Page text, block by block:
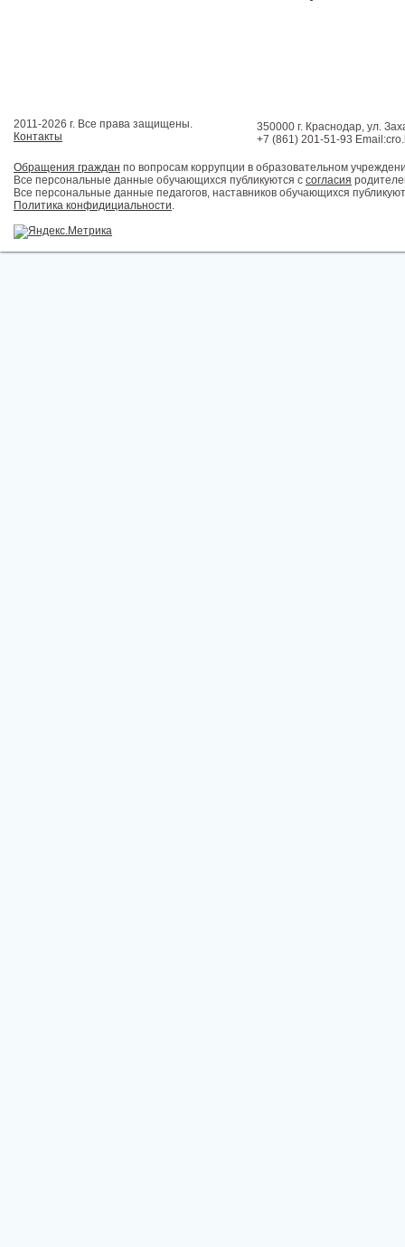
2011-2026 г. Все права защищены.
Контакты
350000 г. Краснодар, ул.
+7 (861) 201-51-93
Обращения граждан по вопросам коррупции в образовательном
Все персональные данные обучающихся публикуются с согласия
Все персональные данные педагогов, наставников обучающихся
Политика конфидициальности.